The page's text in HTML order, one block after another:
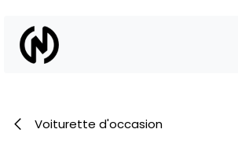
Voiturette d'occasion